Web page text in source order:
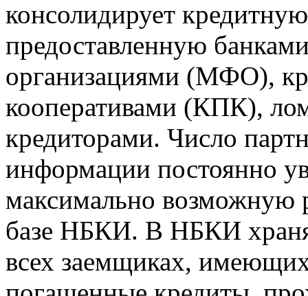
консолидирует
предоставленную
организациями (МФО),
кооперативами (КПК),
кредиторами. Число
информации постоянно
максимально возможную
базе НБКИ. В НБКИ
всех заемщиках,